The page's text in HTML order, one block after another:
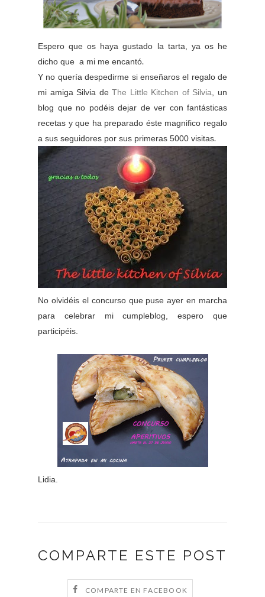
Espero que os haya gustado la tarta, ya os he
dicho que a mi me encantó.
Y no quería despedirme si enseñaros el regalo de
mi amiga Silvia deThe Little Kitchen of Silvia, un
blog que no podéis dejar de ver con fantásticas
recetas y que ha preparado éste magnifico regalo
a sus seguidores por sus primeras 5000 visitas.
No olvidéis el concurso que puse ayer en marcha
para celebrar mi cumpleblog, espero que
participéis.
Lidia.
COMPARTE ESTE POST
COMPARTE EN FACEBOOK